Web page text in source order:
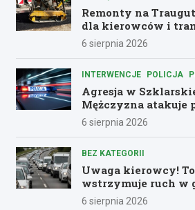
Remonty na
dla kierowców i
6 sierpnia 2026
INTERWENCJE POLICJA
Agresja w
Mężczyzna atakuje
policjantów butelką
6 sierpnia 2026
BEZ KATEGORII
Uwaga kierowcy!
wstrzymuje ruch w
6 sierpnia 2026